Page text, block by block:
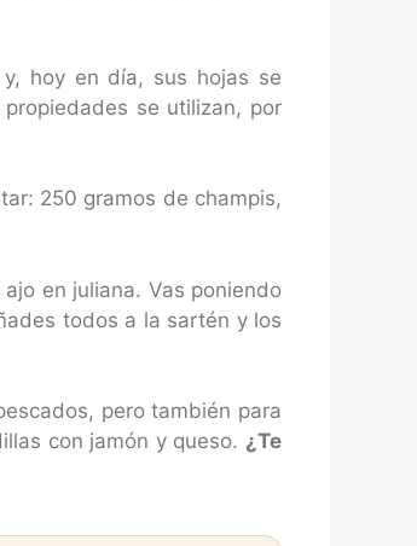
hoy en día, sus hojas se
se utilizan, por
250 gramos de champis,
en juliana. Vas poniendo
todos a la sartén y los
pero también para
con jamón y queso. ¿Te